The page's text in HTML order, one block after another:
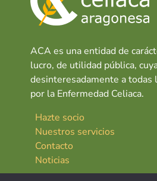
ACA es una entidad de
lucro, de utilidad pública,
desinteresadamente a todas
por la Enfermedad Celiaca.
Hazte socio
Nuestros servicios
Contacto
Noticias